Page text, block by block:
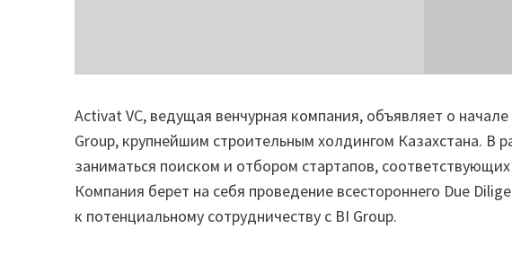
Activat VC, ведущая венчурная компания, объявляет о начале
Group, крупнейшим строительным холдингом Казахстана. В
заниматься поиском и отбором стартапов,
Компания берет на себя проведение всестороннего Due
к потенциальному сотрудничеству с BI Group.